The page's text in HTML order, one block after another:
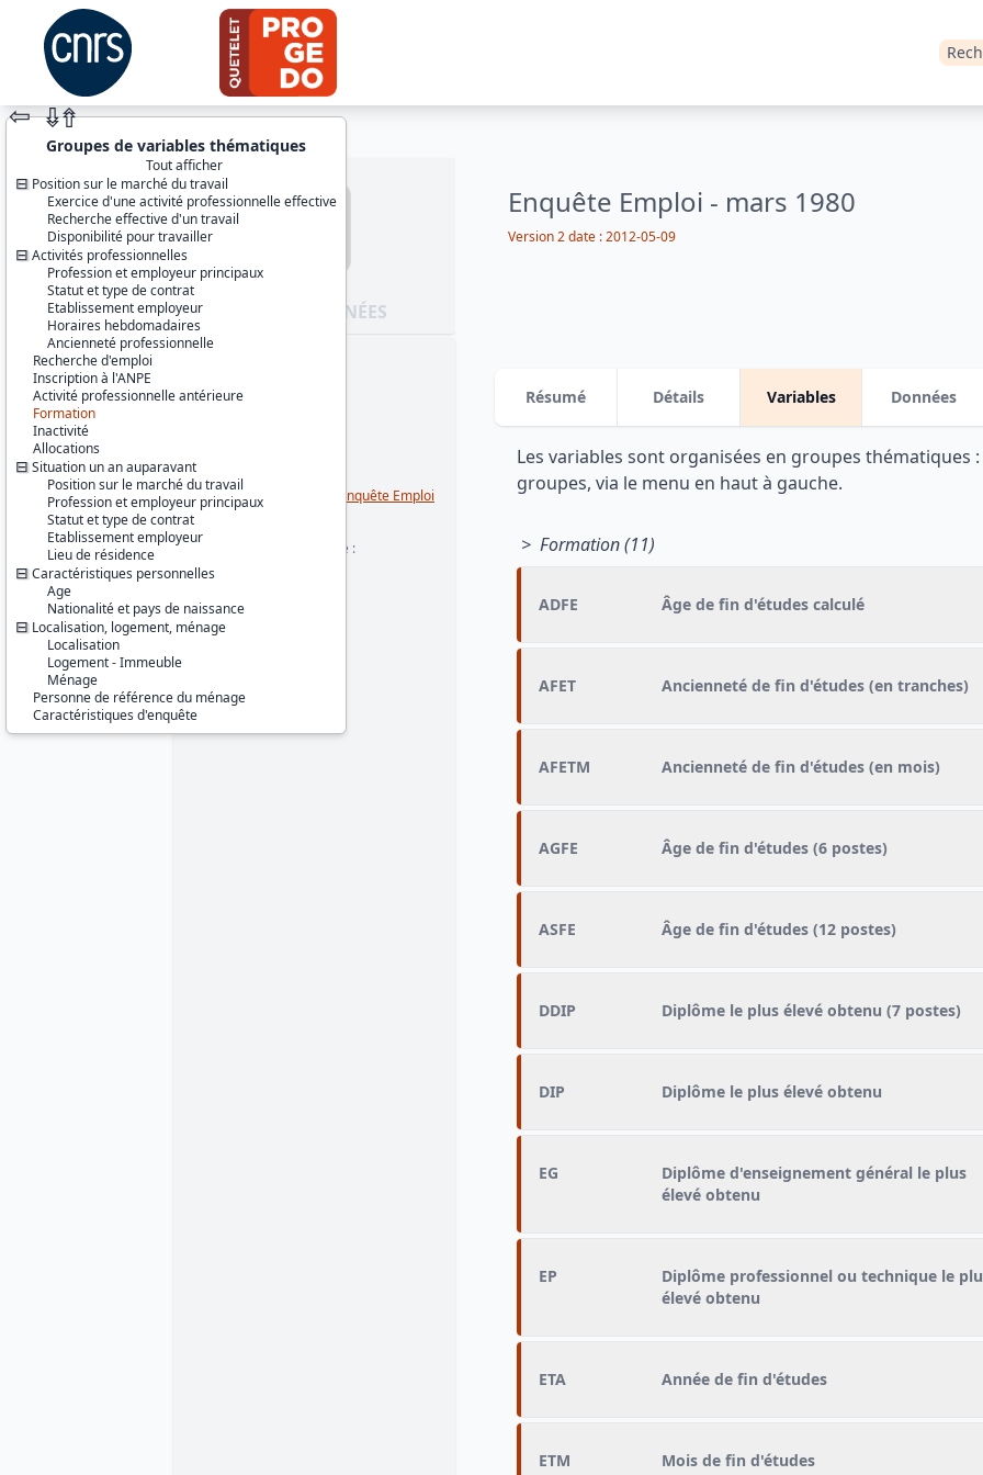
JEU DE DONNÉES
Enquête Emploi - mars 1980
Version 2 date : 2012-05-09
⇦ ⇮⇮
Groupes de variables thématiques
Tout afficher
Position sur le marché du travail
Exercice d'une activité professionnelle effective
Recherche effective d'un travail
Disponibilité pour travailler
Activités professionnelles
Profession et employeur principaux
Statut et type de contrat
Etablissement employeur
Horaires hebdomadaires
Ancienneté professionnelle
Recherche d'emploi
Inscription à l'ANPE
Activité professionnelle antérieure
Formation
Inactivité
Allocations
Situation un an auparavant
Position sur le marché du travail
Profession et employeur principaux
Statut et type de contrat
Etablissement employeur
Lieu de résidence
Caractéristiques personnelles
Age
Nationalité et pays de naissance
Localisation, logement, ménage
Localisation
Logement - Immeuble
Ménage
Personne de référence du ménage
Caractéristiques d'enquête
lil-0018
Travail et emploi
Série :Enquête Emploi / Enquête Emploi
en continu (EE / EEC)
Couverture géographique :
France métropolitaine
Producteur :
INSEE
Résumé Détails Variables Données
Les variables sont organisées en groupes thématiques
groupes, via le menu en haut à gauche.
> Formation (11)
ADFE Âge de fin d'études calculé
AFET Ancienneté de fin d'études (en tranches)
AFETM Ancienneté de fin d'études (en mois)
AGFE Âge de fin d'études (6 postes)
ASFE Âge de fin d'études (12 postes)
DDIP Diplôme le plus élevé obtenu (7 postes)
DIP Diplôme le plus élevé obtenu
EG
Diplôme d'enseignement général le plus
élevé obtenu
EP
Diplôme professionnel ou technique le
élevé obtenu
ETA Année de fin d'études
ETM Mois de fin d'études